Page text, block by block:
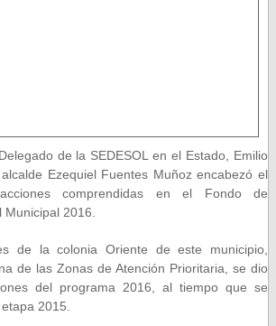
de la SEDESOL en el Estado, Emilio
Ezequiel Fuentes Muñoz encabezó el
comprendidas en el Fondo de
2016.
de la colonia Oriente de este municipio,
de las Zonas de Atención Prioritaria, se dio
del programa 2016, al tiempo que se
2015.